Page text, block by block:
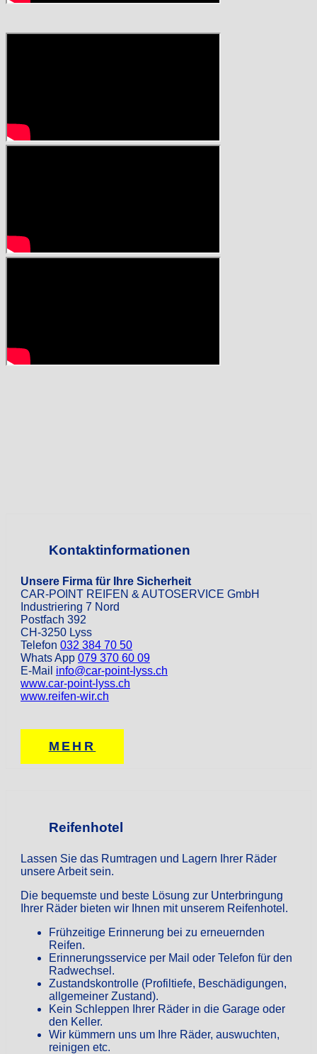
Kontaktinformationen
Unsere Firma für Ihre Sicherheit
CAR-POINT REIFEN & AUTOSERVICE GmbH
Industriering 7 Nord
Postfach 392
CH-3250 Lyss
Telefon 032 384 70 50
Whats App 079 370 60 09
E-Mail info@car-point-lyss.ch
www.car-point-lyss.ch
www.reifen-wir.ch
MEHR
Reifenhotel
Lassen Sie das Rumtragen und Lagern Ihrer Räder
unsere Arbeit sein.
Die bequemste und beste Lösung zur Unterbringung
Ihrer Räder bieten wir Ihnen mit unserem Reifenhotel.
Frühzeitige Erinnerung bei zu erneuernden
Reifen.
Erinnerungsservice per Mail oder Telefon für den
Radwechsel.
Zustandskontrolle (Profiltiefe, Beschädigungen,
allgemeiner Zustand).
Kein Schleppen Ihrer Räder in die Garage oder
den Keller.
Wir kümmern uns um Ihre Räder, auswuchten,
reinigen etc.